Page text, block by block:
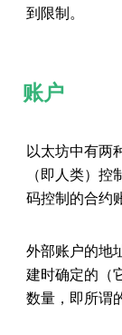
到限制。
账户
以太坊中有两
（即人类）
码控制的合约
外部账户的地
建时确定的（
数量，即所谓